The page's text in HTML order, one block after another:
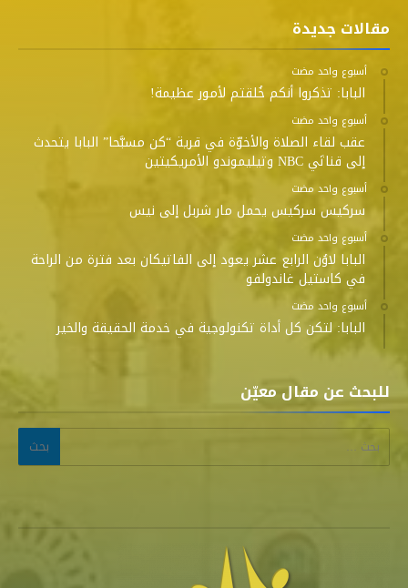
مقالات جديدة
‫‫‫‏‫أسبوع واحد مضت‬
البابا: تذكروا أنكم خُلقتم لأمور عظيمة!
‫‫‫‏‫أسبوع واحد مضت‬
عقب لقاء الصلاة والأخوّة في قرية “كن مسبَّحا” البابا يتحدث
إلى قناتَي NBC وتيليموندو الأمريكيتين
‫‫‫‏‫أسبوع واحد مضت‬
سركيس سركيس يحمل مار شربل إلى نيس
‫‫‫‏‫أسبوع واحد مضت‬
البابا لاوُن الرابع عشر يعود إلى الفاتيكان بعد فترة من الراحة
في كاستيل غاندولفو
‫‫‫‏‫أسبوع واحد مضت‬
البابا: لتكن كل أداة تكنولوجية في خدمة الحقيقة والخير
للبحث عن مقال معيّن
البحث عن: